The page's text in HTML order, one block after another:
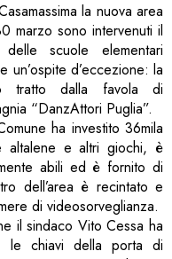
la nuova area
marzo sono intervenuti il
scuole elementari
un’ospite d’eccezione: la
tratto dalla favola di
“DanzAttori Puglia”.
ha investito 36mila
altalene e altri giochi, è
abili ed è fornito di
dell’area è recintato e
di videosorveglianza.
il sindaco Vito Cessa ha
le chiavi della porta di